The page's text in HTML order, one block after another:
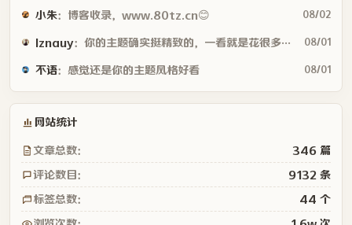
小朱：博客收录，www.80tz.cn😊 08/02
lznauy：你的主题确实挺精致的，一看就是花很多时间打磨的，现在都是用AI写代码... 08/01
不语：感觉还是你的主题风格好看 08/01
网站统计
文章总数： 346 篇
评论数目： 9132 条
标签总数： 44 个